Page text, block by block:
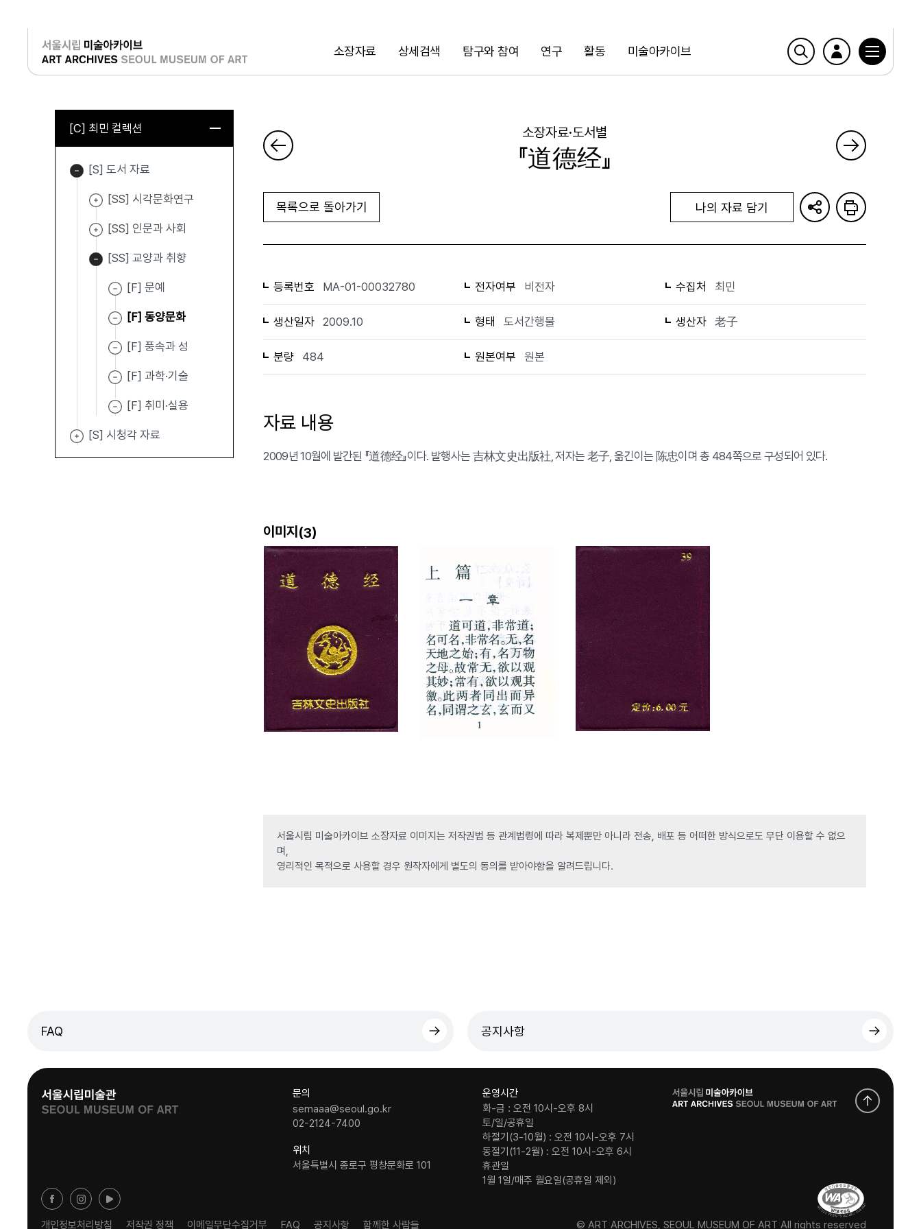
소장자료 상세검색 탐구와 참여 연구 활동 미술아카이브
검색
로그인
[C] 최민 컬렉션
[S] 도서 자료
[SS] 시각문화연구
[SS] 인문과 사회
[SS] 교양과 취향
[F] 문예
[F] 동양문화
[F] 풍속과 성
[F] 과학·기술
[F] 취미·실용
[S] 시청각 자료
소장자료·도서별
『道德经』
목록으로 돌아가기 나의 자료 담기
등록번호 MA-01-00032780 전자여부 비전자 수집처 최민
생산일자 2009.10 형태 도서간행물 생산자 老子
분량 484 원본여부 원본
자료 내용
2009년 10월에 발간된 『道德经』이다. 발행사는 吉林文史出版社, 저자는 老子, 옮긴이는 陈忠이며 총 484쪽으로 구성되어 있다.
이미지(3)
서울시립 미술아카이브 소장자료 이미지는 저작권법 등 관계법령에 따라 복제뿐만 아니라 전송, 배포 등 어떠한 방식으로도 무단 이용할 수 없으
며,
영리적인 목적으로 사용할 경우 원작자에게 별도의 동의를 받아야함을 알려드립니다.
FAQ 공지사항
문의
semaaa@seoul.go.kr
02-2124-7400
위치
서울특별시 종로구 평창문화로 101
운영시간
화-금 : 오전 10시-오후 8시
토/일/공휴일
하절기(3-10월) : 오전 10시-오후 7시
동절기(11-2월) : 오전 10시-오후 6시
휴관일
1월 1일/매주 월요일(공휴일 제외)
로
고
개인정보처리방침 저작권 정책 이메일무단수집거부 FAQ 공지사항 함께한 사람들 © ART ARCHIVES, SEOUL MUSEUM OF ART All rights reserved